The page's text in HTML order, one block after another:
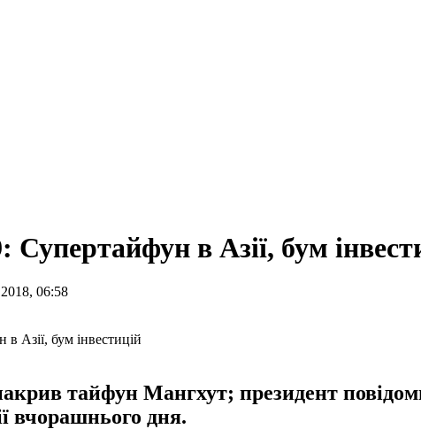
Супертайфун в Азії, бум
06:58
тайфун Мангхут; президент
вчорашнього дня.